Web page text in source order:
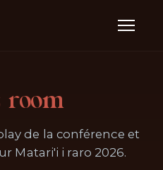
room
de la conférence et
Matari'i i raro 2026.